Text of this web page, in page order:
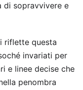
di sopravvivere e
riflette questa
invariati per
e linee decise che
penombra